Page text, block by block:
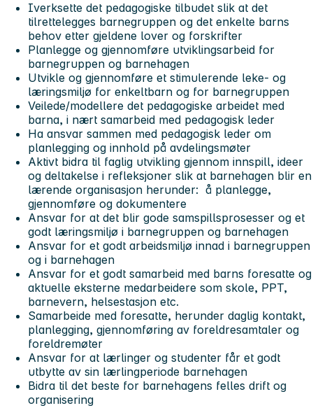
Iverksette det pedagogiske tilbudet slik at det
tilrettelegges barnegruppen og det enkelte barns
behov etter gjeldene lover og forskrifter
Planlegge og gjennomføre utviklingsarbeid for
barnegruppen og barnehagen
Utvikle og gjennomføre et stimulerende leke- og
læringsmiljø for enkeltbarn og for barnegruppen
Veilede/modellere det pedagogiske arbeidet med
barna, i nært samarbeid med pedagogisk leder
Ha ansvar sammen med pedagogisk leder om
planlegging og innhold på avdelingsmøter
Aktivt bidra til faglig utvikling gjennom innspill, ideer
og deltakelse i refleksjoner slik at barnehagen blir en
lærende organisasjon herunder: å planlegge,
gjennomføre og dokumentere
Ansvar for at det blir gode samspillsprosesser og et
godt læringsmiljø i barnegruppen og barnehagen
Ansvar for et godt arbeidsmiljø innad i barnegruppen
og i barnehagen
Ansvar for et godt samarbeid med barns foresatte og
aktuelle eksterne medarbeidere som skole, PPT,
barnevern, helsestasjon etc.
Samarbeide med foresatte, herunder daglig kontakt,
planlegging, gjennomføring av foreldresamtaler og
foreldremøter
Ansvar for at lærlinger og studenter får et godt
utbytte av sin lærlingperiode barnehagen
Bidra til det beste for barnehagens felles drift og
organisering